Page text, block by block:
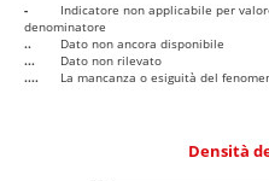
-
Indicatore non applicabile per
denominatore
..
Dato non ancora disponibile
...
Dato non rilevato
....
La mancanza o esiguità del
Densità